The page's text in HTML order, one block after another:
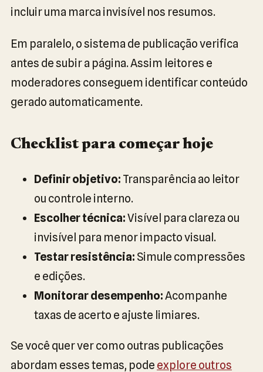
incluir uma marca invisível nos resumos.
Em paralelo, o sistema de publicação verifica
antes de subir a página. Assim leitores e
moderadores conseguem identificar conteúdo
gerado automaticamente.
Checklist para começar hoje
Definir objetivo: Transparência ao leitor
ou controle interno.
Escolher técnica:Visível para clareza ou
invisível para menor impacto visual.
Testar resistência: Simule compressões
e edições.
Monitorar desempenho:Acompanhe
taxas de acerto e ajuste limiares.
Se você quer ver como outras publicações
abordam esses temas, pode explore outros